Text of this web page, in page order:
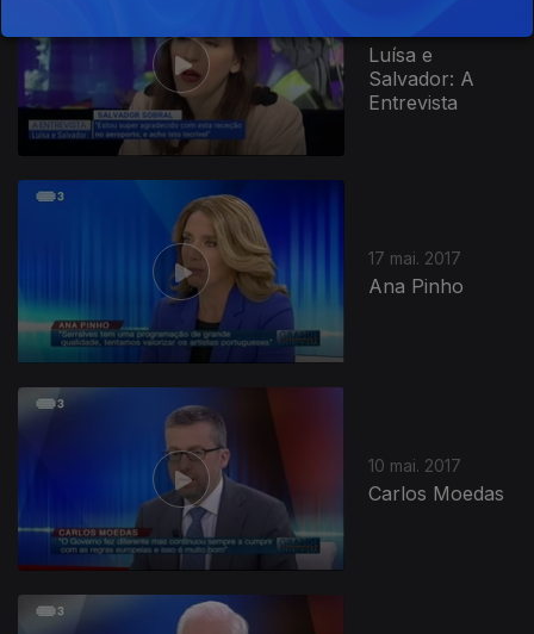
Luísa e
Salvador: A
Entrevista
17 mai. 2017
Ana Pinho
10 mai. 2017
Carlos Moedas